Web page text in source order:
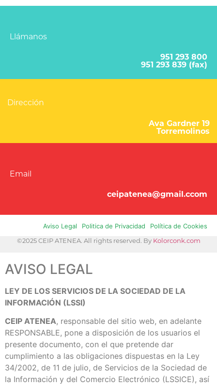
Llámanos
951 293 800
951 293 839 (fax)
Dirección
Ava Gardner 19
Torremolinos
Email
ceipatenea@gmail.ccom
Aviso Legal Politica de Privacidad
Política de Cookies
©2025 CEIP ATENEA. All rights reserved. By Kolorconk.com
AVISO LEGAL
LEY DE LOS SERVICIOS DE LA SOCIEDAD DE LA
INFORMACIÓN (LSSI)
CEIP ATENEA, responsable del sitio web, en adelante
RESPONSABLE, pone a disposición de los usuarios el
presente documento, con el que pretende dar
cumplimiento a las obligaciones dispuestas en la Ley
34/2002, de 11 de julio, de Servicios de la Sociedad de
la Información y del Comercio Electrónico (LSSICE), así